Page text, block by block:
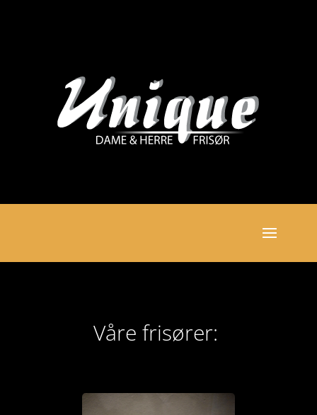
Våre frisører: